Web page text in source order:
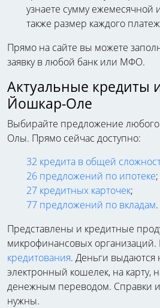
узнаете сумму
также размер каждого
Прямо на сайте вы можете
заявку в любой банк или МФО.
Актуальные кредиты
Йошкар-Оле
Выбирайте предложение
Олы. Прямо сейчас доступно:
32 кредита в общей
26 предложений по ипотеке;
27 кредитных карточек;
77 предложений по вкладам.
Представлены и кредитные
микрофинансовых организаций.
кредитования. Деньги
электронный кошелек, на карту,
денежным переводом. Справки
нужны.